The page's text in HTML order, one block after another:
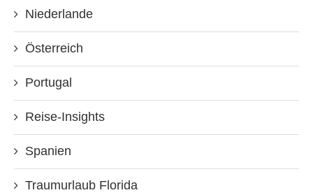
Niederlande
Österreich
Portugal
Reise-Insights
Spanien
Traumurlaub Florida